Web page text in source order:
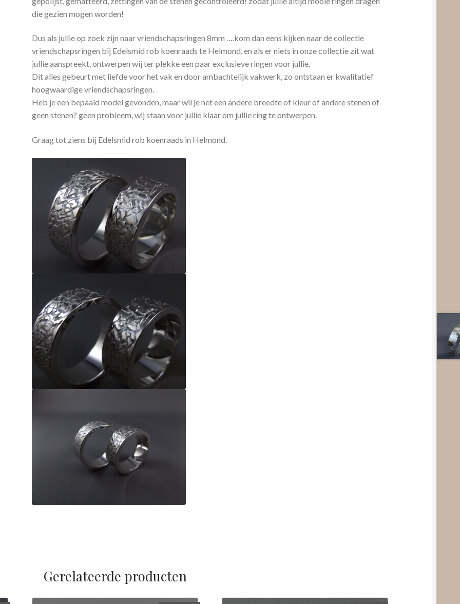
die gezien mogen worden!
Dus als jullie op zoek zijn naar vriendschapsringen 8mm ….kom dan eens kijken naar de collectie
vriendschapsringen bij Edelsmid rob koenraads te Helmond, en als er niets in onze collectie zit wat
jullie aanspreekt, ontwerpen wij ter plekke een paar exclusieve ringen voor jullie.
Dit alles gebeurt met liefde voor het vak en door ambachtelijk vakwerk, zo ontstaan er kwalitatief
hoogwaardige vriendschapsringen.
Heb je een bepaald model gevonden, maar wil je net een andere breedte of kleur of andere stenen of
geen stenen? geen probleem, wij staan voor jullie klaar om jullie ring te ontwerpen.
Graag tot ziens bij Edelsmid rob koenraads in Helmond.
Gerelateerde producten